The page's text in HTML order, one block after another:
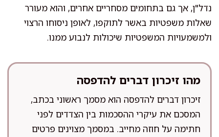
נדל"ן, אך גם בתחומים מסחריים אחרים, והוא מעורר
שאלות משפטיות באשר לתוקפו, לאופן ניסוחו הרצוי
ולמשמעויות המשפטיות שיכולות לנבוע ממנו.
מהו זיכרון דברים להדפסה
זיכרון דברים להדפסה הוא מסמך ראשוני בכתב,
המסכם את עיקרי ההסכמות בין הצדדים לפני
חתימה על חוזה מחייב. במסמך מצוינים פרטים